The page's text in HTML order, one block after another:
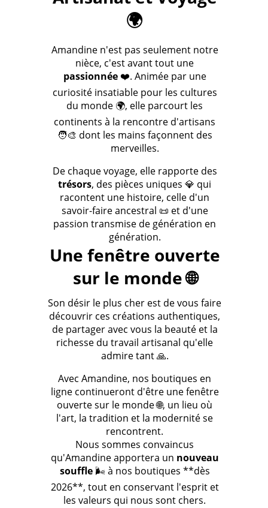
🌍
Amandine n'est pas seulement notre
nièce, c'est avant tout une
passionnée❤️. Animée par une
curiosité insatiable pour les cultures
du monde 🌍, elle parcourt les
continents à la rencontre d'artisans
🧑‍🎨 dont les mains façonnent des
merveilles.
De chaque voyage, elle rapporte des
trésors, des pièces uniques 💎 qui
racontent une histoire, celle d'un
savoir-faire ancestral 📜 et d'une
passion transmise de génération en
génération.
Une fenêtre ouverte
sur le monde 🌐
Son désir le plus cher est de vous faire
découvrir ces créations authentiques,
de partager avec vous la beauté et la
richesse du travail artisanal qu'elle
admire tant 🙏.
Avec Amandine, nos boutiques en
ligne continueront d'être une fenêtre
ouverte sur le monde 🌐, un lieu où
l'art, la tradition et la modernité se
rencontrent.
Nous sommes convaincus
qu'Amandine apportera un nouveau
souffle🌬️ à nos boutiques **dès
2026**, tout en conservant l'esprit et
les valeurs qui nous sont chers.